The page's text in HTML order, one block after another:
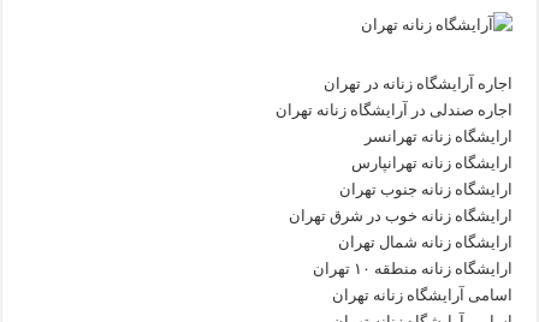
اجاره آرایشگاه زنانه در تهران
اجاره صندلی در آرایشگاه زنانه تهران
ارایشگاه زنانه تهرانسر
ارایشگاه زنانه تهرانپارس
ارایشگاه زنانه جنوب تهران
ارایشگاه زنانه خوب در شرق تهران
ارایشگاه زنانه شمال تهران
ارایشگاه زنانه منطقه ۱۰ تهران
اسامی آرایشگاه زنانه تهران